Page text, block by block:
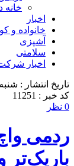
خانه
اخبار
خانواده و
آشپزی
سلامتی
اخبار
تاریخ انتشار : شنبه 8 نوامبر 2025 - 12:00
کد خبر : 11251
0 نظر
باریک‌تر و